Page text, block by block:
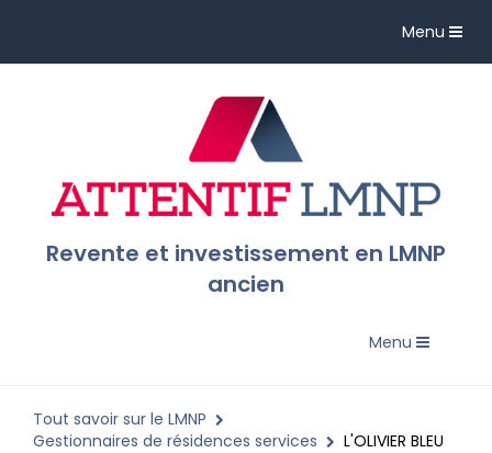
Toggle
Menu
Revente et investissement en LMNP
ancien
Toggle
Menu
Tout savoir sur le LMNP
Gestionnaires de résidences services
L'OLIVIER BLEU